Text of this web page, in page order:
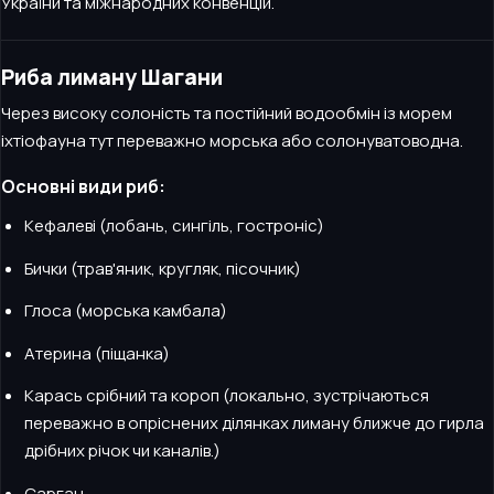
Риба лиману Шагани
Через високу солоність та постійний водообмін із морем
іхтіофауна тут переважно морська або солонуватоводна.
Основні види риб:
Кефалеві (лобань, сингіль, гостроніс)
Бички (трав'яник, кругляк, пісочник)
Глоса (морська камбала)
Атерина (піщанка)
Карась срібний та короп (локально, зустрічаються
переважно в опріснених ділянках лиману ближче до гирла
дрібних річок чи каналів.)